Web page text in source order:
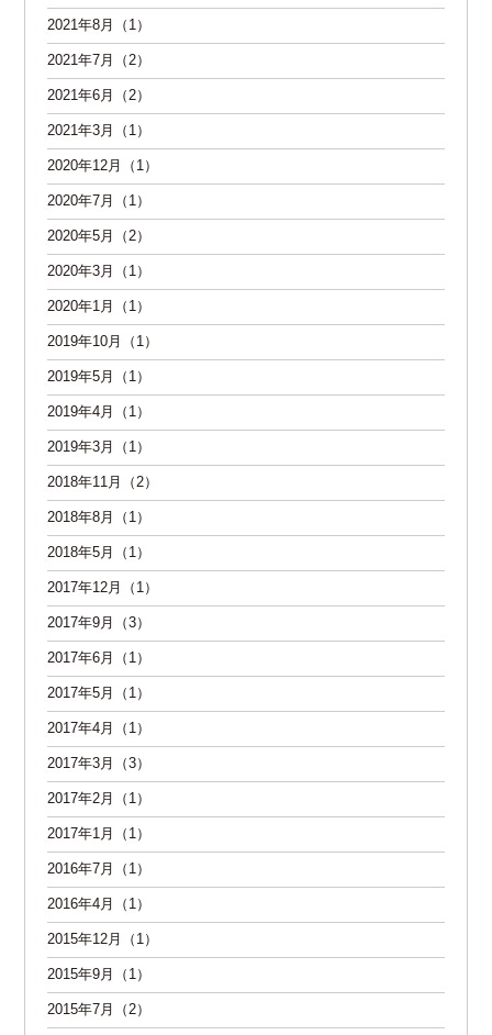
2021年8月（1）
2021年7月（2）
2021年6月（2）
2021年3月（1）
2020年12月（1）
2020年7月（1）
2020年5月（2）
2020年3月（1）
2020年1月（1）
2019年10月（1）
2019年5月（1）
2019年4月（1）
2019年3月（1）
2018年11月（2）
2018年8月（1）
2018年5月（1）
2017年12月（1）
2017年9月（3）
2017年6月（1）
2017年5月（1）
2017年4月（1）
2017年3月（3）
2017年2月（1）
2017年1月（1）
2016年7月（1）
2016年4月（1）
2015年12月（1）
2015年9月（1）
2015年7月（2）